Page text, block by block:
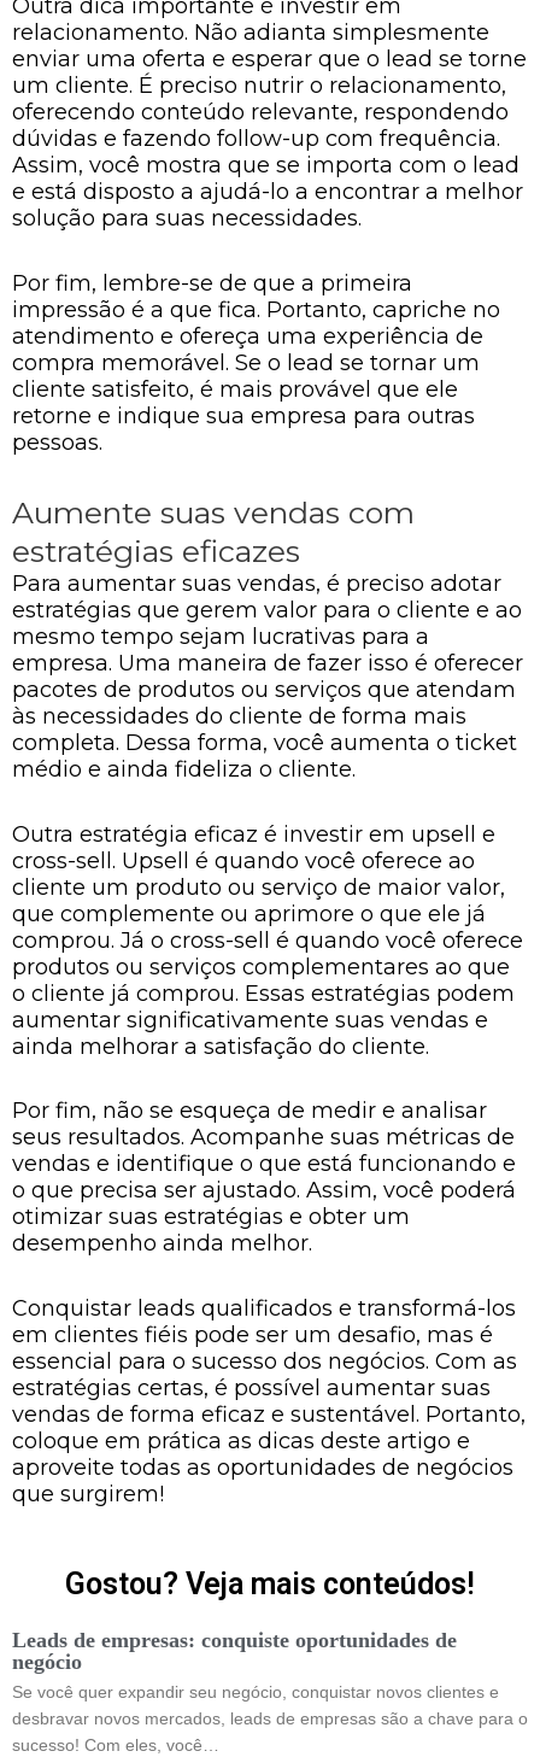
Outra dica importante é investir em
relacionamento. Não adianta simplesmente
enviar uma oferta e esperar que o lead se torne
um cliente. É preciso nutrir o relacionamento,
oferecendo conteúdo relevante, respondendo
dúvidas e fazendo follow-up com frequência.
Assim, você mostra que se importa com o lead
e está disposto a ajudá-lo a encontrar a melhor
solução para suas necessidades.
Por fim, lembre-se de que a primeira
impressão é a que fica. Portanto, capriche no
atendimento e ofereça uma experiência de
compra memorável. Se o lead se tornar um
cliente satisfeito, é mais provável que ele
retorne e indique sua empresa para outras
pessoas.
Aumente suas vendas com
estratégias eficazes
Para aumentar suas vendas, é preciso adotar
estratégias que gerem valor para o cliente e ao
mesmo tempo sejam lucrativas para a
empresa. Uma maneira de fazer isso é oferecer
pacotes de produtos ou serviços que atendam
às necessidades do cliente de forma mais
completa. Dessa forma, você aumenta o ticket
médio e ainda fideliza o cliente.
Outra estratégia eficaz é investir em upsell e
cross-sell. Upsell é quando você oferece ao
cliente um produto ou serviço de maior valor,
que complemente ou aprimore o que ele já
comprou. Já o cross-sell é quando você oferece
produtos ou serviços complementares ao que
o cliente já comprou. Essas estratégias podem
aumentar significativamente suas vendas e
ainda melhorar a satisfação do cliente.
Por fim, não se esqueça de medir e analisar
seus resultados. Acompanhe suas métricas de
vendas e identifique o que está funcionando e
o que precisa ser ajustado. Assim, você poderá
otimizar suas estratégias e obter um
desempenho ainda melhor.
Conquistar leads qualificados e transformá-los
em clientes fiéis pode ser um desafio, mas é
essencial para o sucesso dos negócios. Com as
estratégias certas, é possível aumentar suas
vendas de forma eficaz e sustentável. Portanto,
coloque em prática as dicas deste artigo e
aproveite todas as oportunidades de negócios
que surgirem!
Gostou? Veja mais conteúdos!
Leads de empresas: conquiste oportunidades de
negócio
Se você quer expandir seu negócio, conquistar novos clientes e
desbravar novos mercados, leads de empresas são a chave para o
sucesso! Com eles, você…